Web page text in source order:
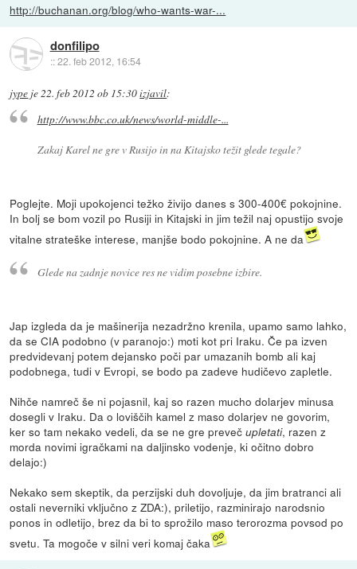
http://buchanan.org/blog/who-wants-war-...
donfilipo
::22. feb 2012, 16:54
jype je22. feb 2012 ob 15:30izjavil:
http://www.bbc.co.uk/news/world-middle-...
Zakaj Karel ne gre v Rusijo in na Kitajsko težit glede tegale?
Poglejte. Moji upokojenci težko živijo danes s 300-400€ pokojnine.
In bolj se bom vozil po Rusiji in Kitajski in jim težil naj opustijo svoje
vitalne strateške interese, manjše bodo pokojnine. A ne da
Glede na zadnje novice res ne vidim posebne izbire.
Jap izgleda da je mašinerija nezadržno krenila, upamo samo lahko,
da se CIA podobno (v paranojo:) moti kot pri Iraku. Če pa izven
predvidevanj potem dejansko poči par umazanih bomb ali kaj
podobnega, tudi v Evropi, se bodo pa zadeve hudičevo zapletle.
Nihče namreč še ni pojasnil, kaj so razen mucho dolarjev minusa
dosegli v Iraku. Da o loviščih kamel z maso dolarjev ne govorim,
ker so tam nekako vedeli, da se ne gre prevečupletati, razen z
morda novimi igračkami na daljinsko vodenje, ki očitno dobro
delajo:)
Nekako sem skeptik, da perzijski duh dovoljuje, da jim bratranci ali
ostali neverniki vključno z ZDA:), priletijo, razminirajo narodsnio
ponos in odletijo, brez da bi to sprožilo maso terorozma povsod po
svetu. Ta mogoče v silni veri komaj čaka